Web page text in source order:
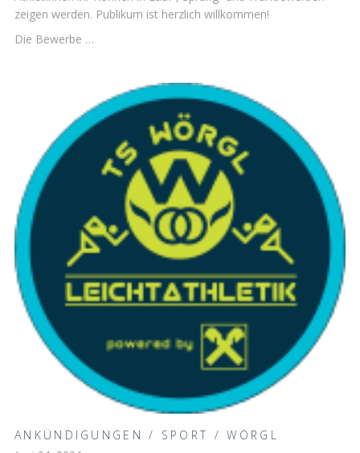
zeigen werden. Publikum ist herzlich willkommen!
Die Bewerbe …
ANKÜNDIGUNGEN / SPORT /WÖRGL